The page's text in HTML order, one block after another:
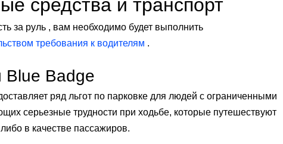
средства и транспорт
за руль , вам необходимо будет выполнить
требования к водителям .
Blue Badge
ряд льгот по парковке для людей с ограниченными
серьезные трудности при ходьбе, которые путешествуют
в качестве пассажиров.